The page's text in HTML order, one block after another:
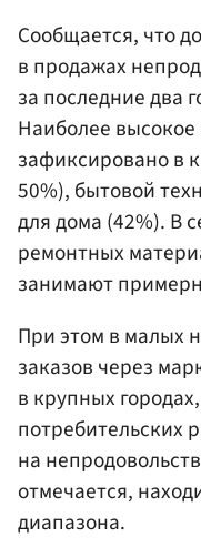
Сообщается, что
в продажах
за последние два
Наиболее
зафиксировано в
50%), бытовой
для дома (42%). В
ремонтных
занимают
При этом в малых
заказов через
в крупных
потребительских
на
отмечается,
диапазона.